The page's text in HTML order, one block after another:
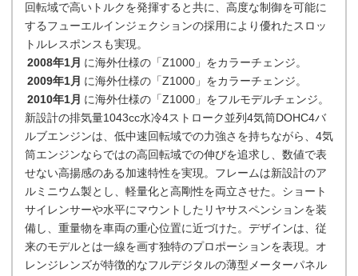
回転域で高いトルクを発揮すると共に、高度な制御を可能に
するフューエルインジェクションの採用により優れたスロッ
トルレスポンスも実現。
2008年1月 に海外仕様の「Z1000」をカラーチェンジ。
2009年1月 に海外仕様の「Z1000」をカラーチェンジ。
2010年1月 に海外仕様の「Z1000」をフルモデルチェンジ。
新設計の排気量1043cc水冷4ストローク並列4気筒DOHC4バ
ルブエンジンは、低中速回転域での力強さを持ちながら、4気
筒エンジンならではの高回転域での伸びを追求し、数値で表
せない高揚感のある加速特性を実現。フレームは新設計のア
ルミニウム製とし、軽量化と高剛性を両立させた。ショート
サイレンサーや水平にマウントしたリヤサスペンションを装
備し、重量物を車両の重心位置に近づけた。デザインは、従
来のモデルとは一線を画す独特のプロポーションを表現。オ
レンジレンズが特徴的なフルデジタルの薄型メーターパネル